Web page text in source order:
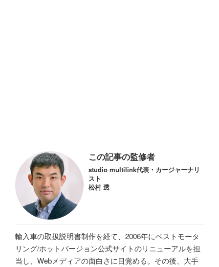
この記事の監修者
studio multilink代表・カージャーナリ
スト
松村 透
輸入車の取扱説明書制作を経て、2006年にベストモータ
リング/ホットバージョン公式サイトのリニューアルを担
当し、Webメディアの面白さに目覚める。その後、大手